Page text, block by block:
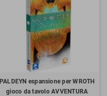
PALDEYN espansione per WROTH
gioco da tavolo AVVENTURA